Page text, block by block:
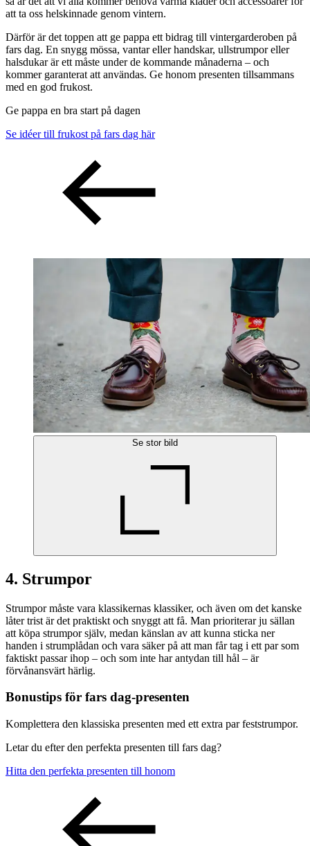
att ta oss helskinnade genom vintern.
Därför är det toppen att ge pappa ett bidrag till vintergarderoben på
fars dag. En snygg mössa, vantar eller handskar, ullstrumpor eller
halsdukar är ett måste under de kommande månaderna – och
kommer garanterat att användas. Ge honom presenten tillsammans
med en god frukost.
Ge pappa en bra start på dagen
Se idéer till frukost på fars dag här
Se stor bild
4. Strumpor
Strumpor måste vara klassikernas klassiker, och även om det kanske
låter trist är det praktiskt och snyggt att få. Man prioriterar ju sällan
att köpa strumpor själv, medan känslan av att kunna sticka ner
handen i strumplådan och vara säker på att man får tag i ett par som
faktiskt passar ihop – och som inte har antydan till hål – är
förvånansvärt härlig.
Bonustips för fars dag-presenten
Komplettera den klassiska presenten med ett extra par feststrumpor.
Letar du efter den perfekta presenten till fars dag?
Hitta den perfekta presenten till honom